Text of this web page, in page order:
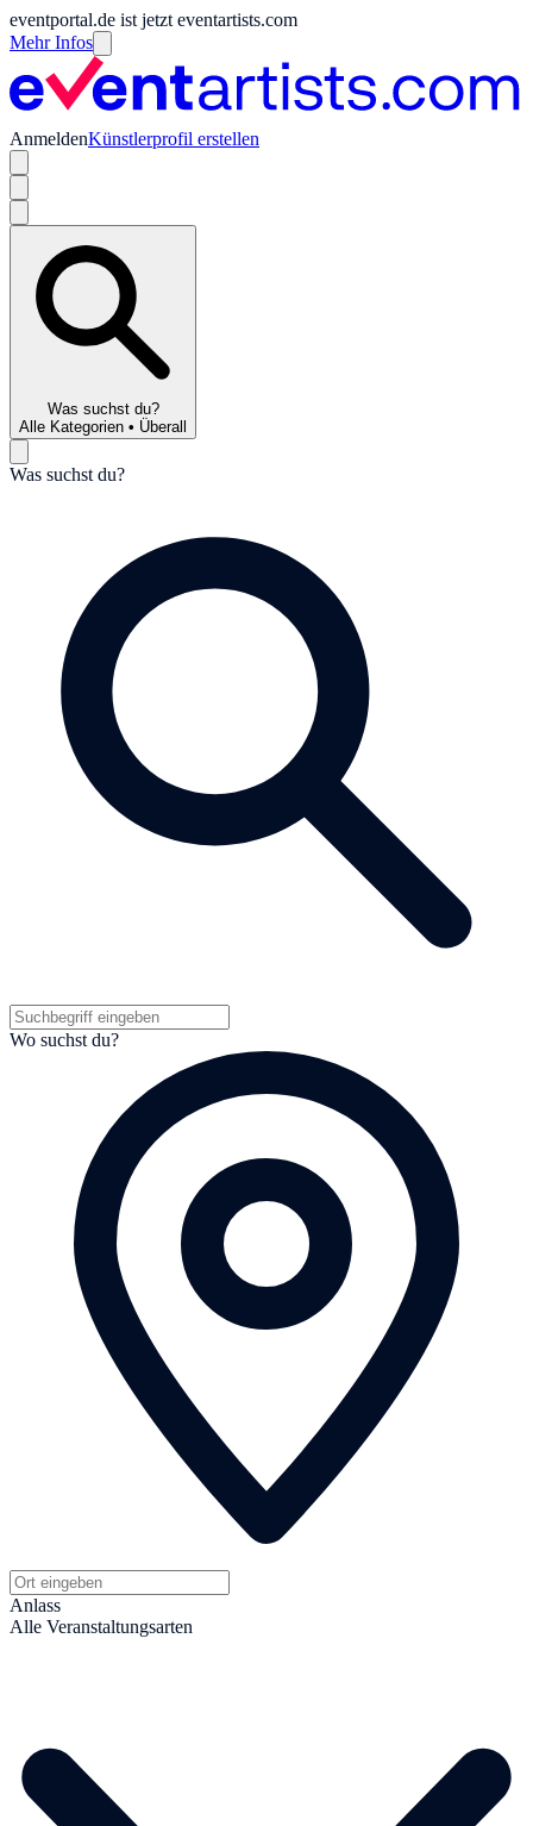
eventportal.de ist jetzt eventartists.com
Mehr Infos
AnmeldenKünstlerprofil erstellen
Was suchst du?
Alle Kategorien • Überall
Was suchst du?
Wo suchst du?
Anlass
Alle Veranstaltungsarten